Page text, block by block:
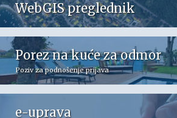
WebGIS preglednik
Porez na kuće za odmor
Poziv za podnošenje prijava
e-uprava